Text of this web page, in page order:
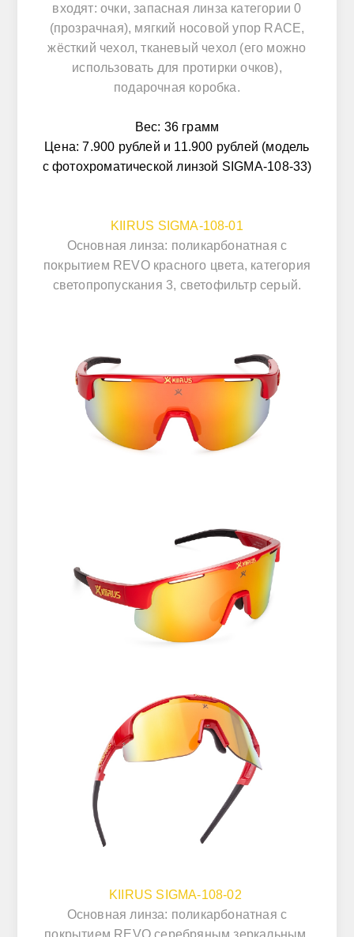
входят: очки, запасная линза категории 0
(прозрачная), мягкий носовой упор RACE,
жёсткий чехол, тканевый чехол (его можно
использовать для протирки очков),
подарочная коробка.
Вес: 36 грамм
Цена: 7.900 рублей и 11.900 рублей (модель
с фотохроматической линзой SIGMA-108-33)
KIIRUS SIGMA-108-01
Основная линза: поликарбонатная с
покрытием REVO красного цвета, категория
светопропускания 3, светофильтр серый.
KIIRUS SIGMA-108-02
Основная линза: поликарбонатная с
покрытием REVO серебряным зеркальным,